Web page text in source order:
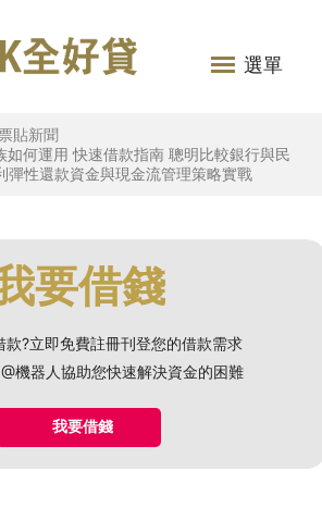
選單
票貼新聞
何運用 快速借款指南 聰明比較銀行與民
彈性還款資金與現金流管理策略實戰
要借錢
款?立即免費註冊刊登您的借款需求
機器人協助您快速解決資金的困難
我要借錢